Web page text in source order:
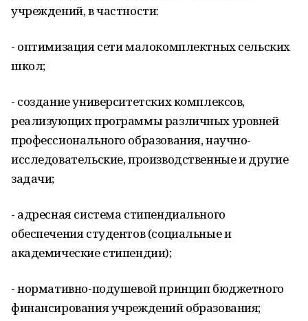
учреждений, в частности:
- оптимизация сети малокомплектных сельских
школ;
- создание университетских комплексов,
реализующих программы различных уровней
профессионального образования, научно-
исследовательские, производственные и другие
задачи;
- адресная система стипендиального
обеспечения студентов (социальные и
академические стипендии);
- нормативно-подушевой принцип бюджетного
финансирования учреждений образования;